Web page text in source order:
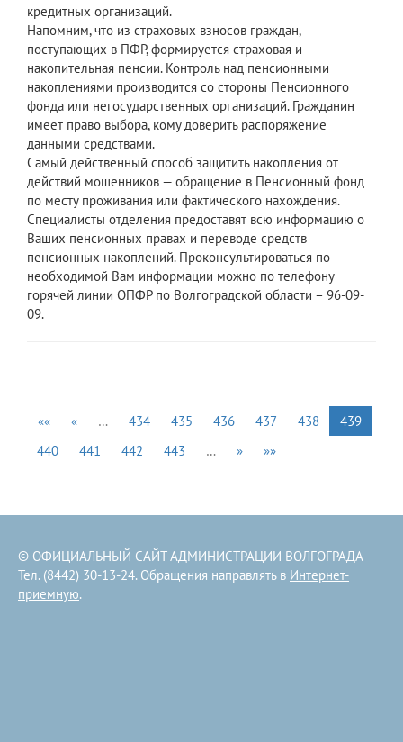
кредитных организаций.
Напомним, что из страховых взносов граждан,
поступающих в ПФР, формируется страховая и
накопительная пенсии. Контроль над пенсионными
накоплениями производится со стороны Пенсионного
фонда или негосударственных организаций. Гражданин
имеет право выбора, кому доверить распоряжение
данными средствами.
Самый действенный способ защитить накопления от
действий мошенников — обращение в Пенсионный фонд
по месту проживания или фактического нахождения.
Специалисты отделения предоставят всю информацию о
Ваших пенсионных правах и переводе средств
пенсионных накоплений. Проконсультироваться по
необходимой Вам информации можно по телефону
горячей линии ОПФР по Волгоградской области – 96-09-
09.
«« « … 434 435 436 437 438
439
440
441 442 443 … » »»
© ОФИЦИАЛЬНЫЙ САЙТ АДМИНИСТРАЦИИ ВОЛГОГРАДА
Тел. (8442) 30-13-24. Обращения направлять в Интернет-
приемную.